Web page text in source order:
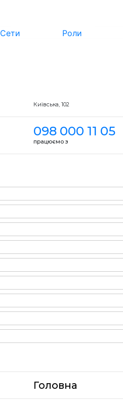
Сети Роли
Київська, 102
098 000 11 05
працюємо з
Головна